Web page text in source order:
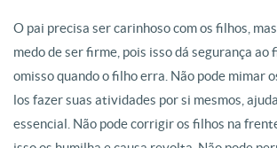
O pai precisa ser carinhoso com os filhos,
medo de ser firme, pois isso dá segurança ao
omisso quando o filho erra. Não pode mimar
los fazer suas atividades por si mesmos,
essencial. Não pode corrigir os filhos na